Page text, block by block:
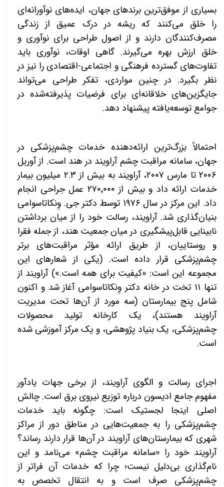
بسیاری از موفق‌ترین برندهای جهان، ایده‌های نوآورانه‌ای
را خلق می‌کنند که ریشه در درک عمیق از زندگی
مصرف‌کنندگان دارند و از اصول طراحی برای نوآوری و
خلق ارزش بهره می‌گیرند. گاهی اوقات، نوآوری باید
تفاوت‌های گسترده فرهنگی و اجتماعی‌-‌اقتصادی را نیز در
نظر بگیرد. در چنین مواردی، تفکر طراحی می‌تواند
جایگزین‌های خلاقانه‌ای برای فرضیات پذیرفته‌شده در
جوامع توسعه‌یافته پیشنهاد دهد.
احتمالاً بزرگ‌ترین ارائه‌دهنده خدمات چشم‌پزشکی در
جهان، سامانه مراقبت چشم آراویند در هند است. از آوریل
۲۰۰۶ تا مارس ۲۰۰۷، آراویند به بیش از ۲.۳ میلیون بیمار
خدمات ارائه داد و بیش از ۲۷۰٬۰۰۰ عمل جراحی انجام
داد. این مرکز در سال ۱۹۷۶ توسط دکتر جی. وِنکاتاسوامی
بنیان‌گذاری شد. آراویند، رسالت خود را از میان برداشتن
نابینایی قابل‌پیشگیری در میان جمعیت هند، از جمله فقرا
و روستاییان، از طریق ارائه مؤثر مراقبت‌های برتر
چشم‌پزشکی قرار داده است. (یکی از شعارهای این
مجموعه این است: «کیفیت برای همه است.») آراویند از
تنها ۱۱ تخت در خانه دکتر وِنکاتاسوامی آغاز شد و اکنون
شامل پنج بیمارستان (سه مورد از آن‌ها تحت مدیریت
آراویند هستند)، یک کارخانه تولید محصولات
چشم‌پزشکی، یک بنیاد پژوهشی، و یک مرکز آموزشی شده
است.
اجرای رسالت و الگوی آراویند، از برخی جهات یادآور
مفهوم جامع ادیسون درباره توزیع نیروی برق است. چالش
اصلی اینجا لجستیک است: چگونه باید خدمات
چشم‌پزشکی را به جمعیت‌هایی در مناطق دور از مراکز
شهری که بیمارستان‌های آراویند در آن‌ها قرار دارند رساند؟
آراویند خود را «سامانه مراقبت چشم» می‌نامد و این
نام‌گذاری بی‌دلیل نیست؛ چرا که خدمات آن فراتر از
چشم‌پزشکی صرف است و به انتقال تخصص به